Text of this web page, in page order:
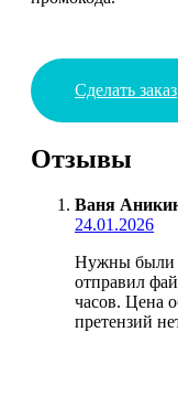
Сделать заказ
Отзывы
Ваня
24.01.2026
Нужны были
отправил
часов. Цена
претензий